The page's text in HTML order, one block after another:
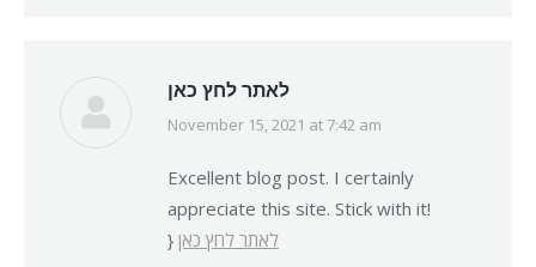
לאתר לחץ כאן
says:
November 15, 2021 at 7:42 am
Excellent blog post. I certainly
appreciate this site. Stick with it!
} לאתר לחץ כאן